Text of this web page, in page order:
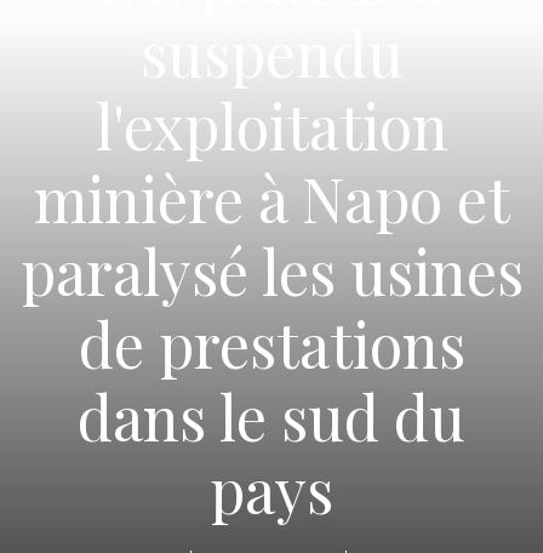
l'exploitation
minière à Napo et
paralysé les usines
de prestations
dans le sud du
pays